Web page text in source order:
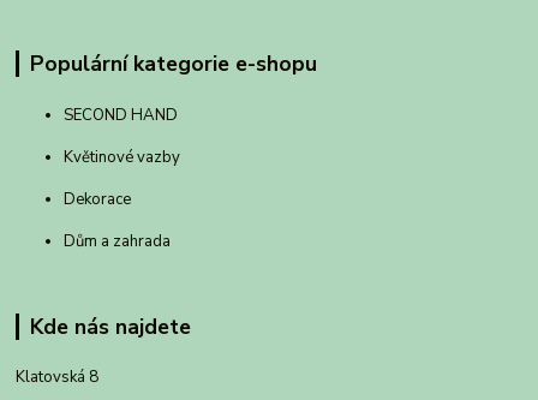
Populární kategorie e-shopu
SECOND HAND
Květinové vazby
Dekorace
Dům a zahrada
Kde nás najdete
Klatovská 8